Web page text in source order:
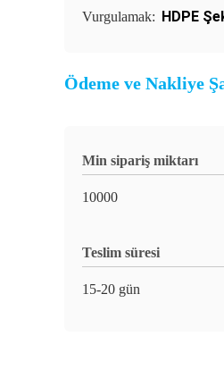
Vurgulamak: HDPE
Ödeme ve Nakliye
Min sipariş miktarı
10000
Teslim süresi
15-20 gün